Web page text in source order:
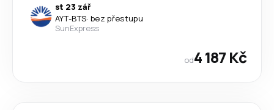
st 23 zář
AYT-BTS· bez přestupu
SunExpress
od4 187 Kč